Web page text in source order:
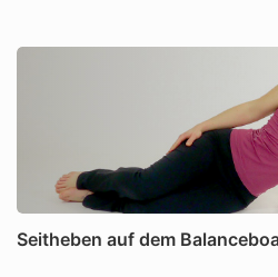
Seitheben auf dem